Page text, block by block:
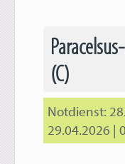
(C)
29.04.2026 |